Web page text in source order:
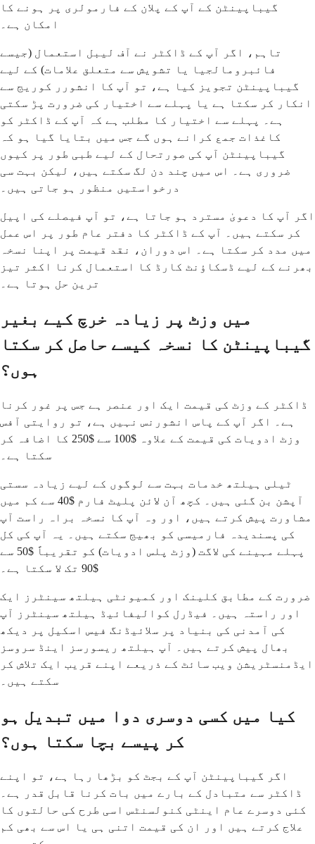
گیباپینٹن کے آپ کے پلان کے فارمولری پر ہونے کا
امکان ہے۔
تاہم، اگر آپ کے ڈاکٹر نے آف لیبل استعمال (جیسے
فائبرومالجیا یا تشویش سے متعلق علامات) کے لیے
گیباپینٹن تجویز کیا ہے، تو آپ کا انشورر کوریج سے
انکار کر سکتا ہے یا پہلے سے اختیار کی ضرورت پڑ سکتی
ہے۔ پہلے سے اختیار کا مطلب ہے کہ آپ کے ڈاکٹر کو
کاغذات جمع کرانے ہوں گے جس میں بتایا گیا ہو کہ
گیباپینٹن آپ کی صورتحال کے لیے طبی طور پر کیوں
ضروری ہے۔ اس میں چند دن لگ سکتے ہیں، لیکن بہت سی
درخواستیں منظور ہو جاتی ہیں۔
اگر آپ کا دعویٰ مسترد ہو جاتا ہے، تو آپ فیصلے کی اپیل
کر سکتے ہیں۔ آپ کے ڈاکٹر کا دفتر عام طور پر اس عمل
میں مدد کر سکتا ہے۔ اس دوران، نقد قیمت پر اپنا نسخہ
بھرنے کے لیے ڈسکاؤنٹ کارڈ کا استعمال کرنا اکثر تیز
ترین حل ہوتا ہے۔
میں وزٹ پر زیادہ خرچ کیے بغیر
گیباپینٹن کا نسخہ کیسے حاصل کر سکتا
ہوں؟
ڈاکٹر کے وزٹ کی قیمت ایک اور عنصر ہے جس پر غور کرنا
ہے۔ اگر آپ کے پاس انشورنس نہیں ہے، تو روایتی آفس
وزٹ ادویات کی قیمت کے علاوہ $100 سے $250 کا اضافہ کر
سکتا ہے۔
ٹیلی ہیلتھ خدمات بہت سے لوگوں کے لیے زیادہ سستی
آپشن بن گئی ہیں۔ کچھ آن لائن پلیٹ فارم $40 سے کم میں
مشاورت پیش کرتے ہیں، اور وہ آپ کا نسخہ براہ راست آپ
کی پسندیدہ فارمیسی کو بھیج سکتے ہیں۔ یہ آپ کی کل
پہلے مہینے کی لاگت (وزٹ پلس ادویات) کو تقریباً $50 سے
$90 تک لا سکتا ہے۔
ضرورت کے مطابق کلینک اور کمیونٹی ہیلتھ سینٹرز ایک
اور راستہ ہیں۔ فیڈرل کوالیفائیڈ ہیلتھ سینٹرز آپ
کی آمدنی کی بنیاد پر سلائیڈنگ فیس اسکیل پر دیکھ
بھال پیش کرتے ہیں۔ آپ ہیلتھ ریسورسز اینڈ سروسز
ایڈمنسٹریشن ویب سائٹ کے ذریعے اپنے قریب ایک تلاش کر
سکتے ہیں۔
کیا میں کسی دوسری دوا میں تبدیل ہو
کر پیسے بچا سکتا ہوں؟
اگر گیباپینٹن آپ کے بجٹ کو بڑھا رہا ہے، تو اپنے
ڈاکٹر سے متبادل کے بارے میں بات کرنا قابل قدر ہے۔
کئی دوسرے عام اینٹی کنولسنٹس اسی طرح کی حالتوں کا
علاج کرتے ہیں اور ان کی قیمت اتنی ہی یا اس سے بھی کم